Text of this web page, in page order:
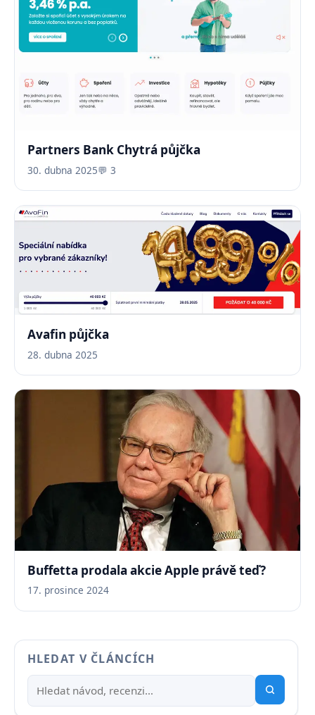
Partners Bank Chytrá půjčka
30. dubna 2025💬 3
Avafin půjčka
28. dubna 2025
Buffetta prodala akcie Apple právě teď?
17. prosince 2024
HLEDAT V ČLÁNCÍCH